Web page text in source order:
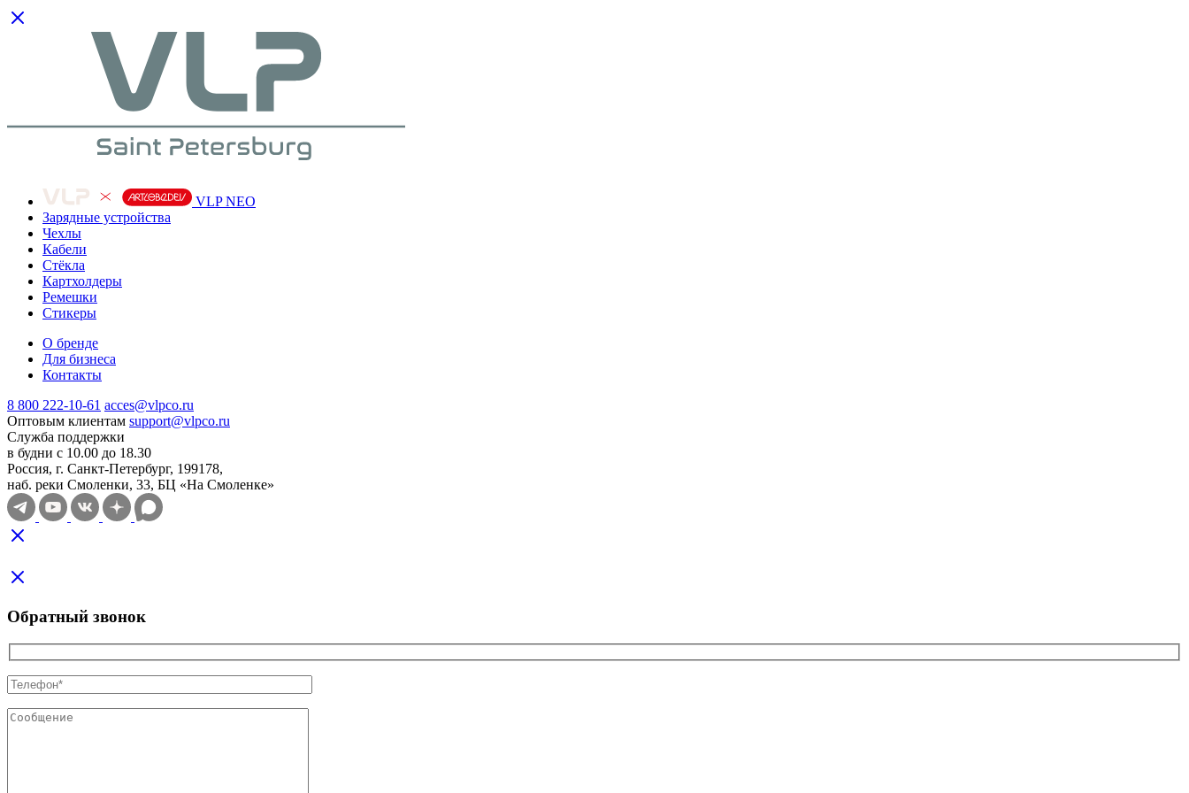
VLP NEO
Зарядные устройства
Чехлы
Кабели
Cтёкла
Картхолдеры
Ремешки
Стикеры
О бренде
Для бизнеса
Контакты
8 800 222-10-61 acces@vlpco.ru
Оптовым клиентам support@vlpco.ru
Служба поддержки
в будни с 10.00 до 18.30
Россия, г. Санкт-Петербург, 199178,
наб. реки Смоленки, 33, БЦ «На Смоленке»
Обратный звонок